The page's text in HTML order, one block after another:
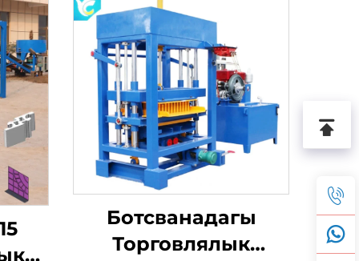
Ботсванадагы
Торговлялык